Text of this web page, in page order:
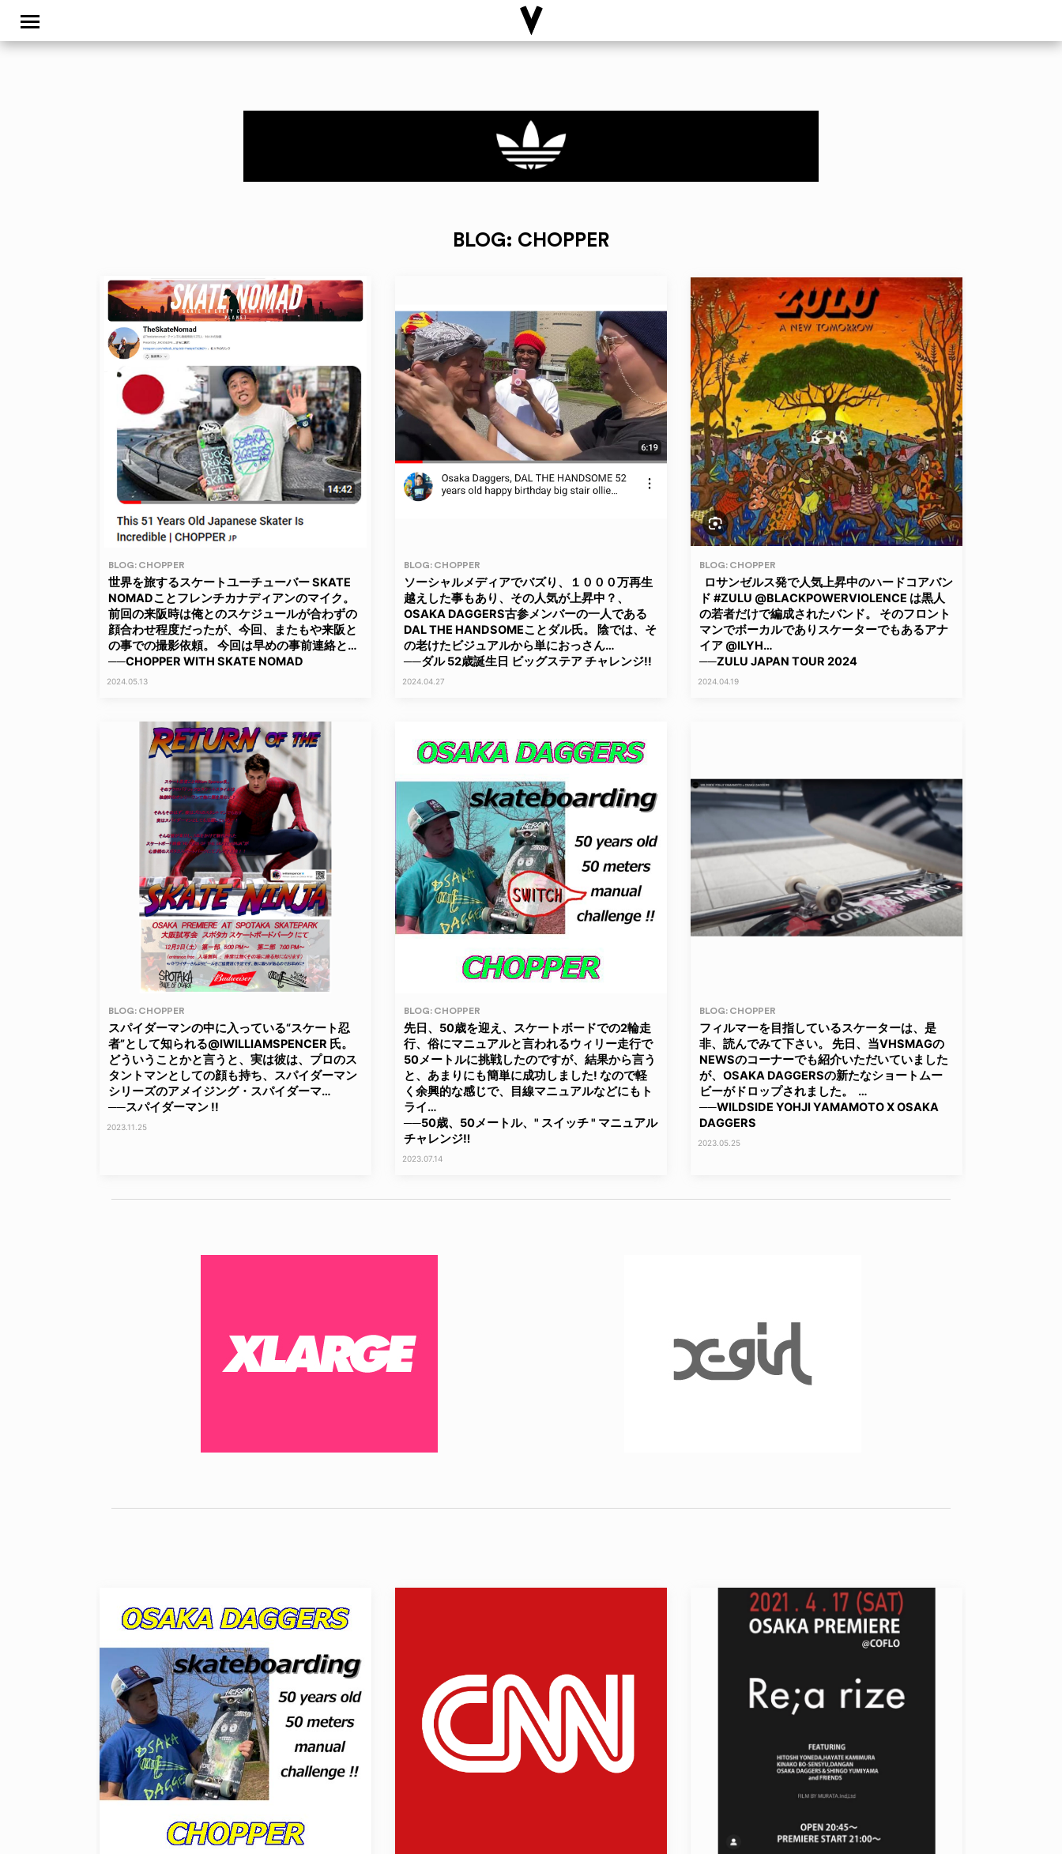
BLOG: CHOPPER
BLOG: CHOPPER
世界を旅するスケートユーチューバー SKATE
NOMADことフレンチカナディアンのマイク。
前回の来阪時は俺とのスケジュールが合わずの
顔合わせ程度だったが、今回、またもや来阪と
の事での撮影依頼。 今回は早めの事前連絡と…
──CHOPPER WITH SKATE NOMAD
2024.05.13
BLOG: CHOPPER
ソーシャルメディアでバズり、１０００万再生
越えした事もあり、その人気が上昇中？、
OSAKA DAGGERS古参メンバーの一人である
DAL THE HANDSOMEことダル氏。 陰では、そ
の老けたビジュアルから単におっさん…
──ダル 52歳誕生日 ビッグステア チャレンジ!!
2024.04.27
BLOG: CHOPPER
ロサンゼルス発で人気上昇中のハードコアバン
ド #ZULU @BLACKPOWERVIOLENCE は黒人
の若者だけで編成されたバンド。 そのフロント
マンでボーカルでありスケーターでもあるアナ
イア @ILYH…
──ZULU JAPAN TOUR 2024
2024.04.19
BLOG: CHOPPER
スパイダーマンの中に入っている“スケート忍
者”として知られる@IWILLIAMSPENCER 氏。
どういうことかと言うと、実は彼は、プロのス
タントマンとしての顔も持ち、スパイダーマン
シリーズのアメイジング・スパイダーマ…
──スパイダーマン !!
2023.11.25
BLOG: CHOPPER
先日、50歳を迎え、スケートボードでの2輪走
行、俗にマニュアルと言われるウィリー走行で
50メートルに挑戦したのですが、結果から言う
と、あまりにも簡単に成功しました! なので軽
く余興的な感じで、目線マニュアルなどにもト
ライ…
──50歳、50メートル、" スイッチ " マニュアル
チャレンジ‼
2023.07.14
BLOG: CHOPPER
フィルマーを目指しているスケーターは、是
非、読んでみて下さい。 先日、当VHSMAGの
NEWSのコーナーでも紹介いただいていました
が、OSAKA DAGGERSの新たなショートムー
ビーがドロップされました。 …
──WILDSIDE YOHJI YAMAMOTO X OSAKA
DAGGERS
2023.05.25